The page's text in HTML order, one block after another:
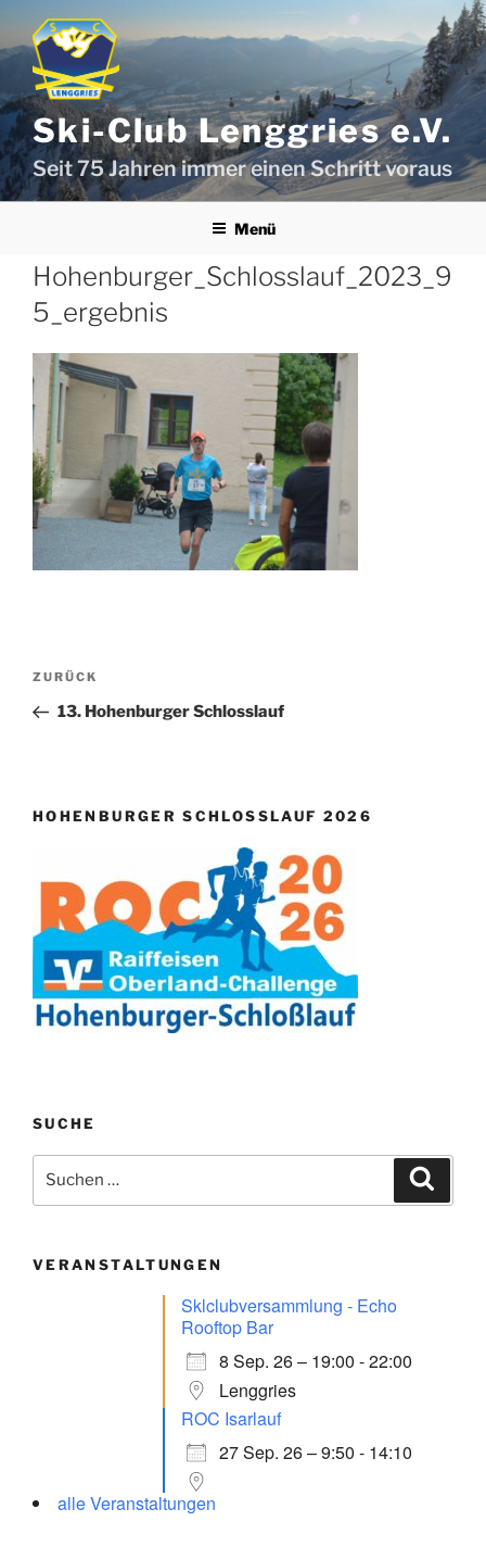
Inhalt
springen
Ski-Club Lenggries e.V.
Seit 75 Jahren immer einen Schritt voraus
Menü
Hohenburger_Schlosslauf_2023_9
5_ergebnis
Beitragsnavigation
Vorheriger
Beitrag
ZURÜCK
13. Hohenburger Schlosslauf
HOHENBURGER SCHLOSSLAUF 2026
SUCHE
nach:
VERANSTALTUNGEN
Sklclubversammlung - Echo
Rooftop Bar
8 Sep. 26 – 19:00 - 22:00
Lenggries
ROC Isarlauf
27 Sep. 26 – 9:50 - 14:10
alle Veranstaltungen